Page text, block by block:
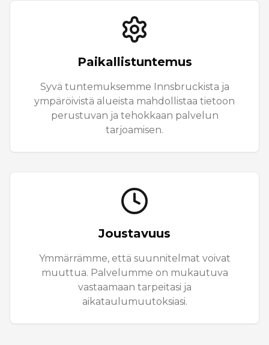
Paikallistuntemus
Syvä tuntemuksemme Innsbruckista ja
ympäröivistä alueista mahdollistaa tietoon
perustuvan ja tehokkaan palvelun
tarjoamisen.
Joustavuus
Ymmärrämme, että suunnitelmat voivat
muuttua. Palvelumme on mukautuva
vastaamaan tarpeitasi ja
aikataulumuutoksiasi.